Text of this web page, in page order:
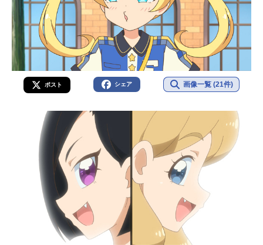
ポスト シェア 画像一覧 (21件)